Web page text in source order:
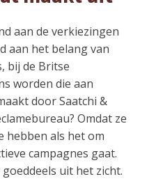
aan de verkiezingen
aan het belang van
bij de Britse
worden die aan
door Saatchi &
Omdat ze
hebben als het om
campagnes gaat.
uit het zicht.